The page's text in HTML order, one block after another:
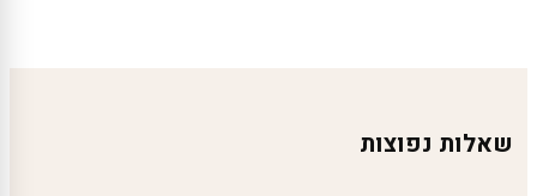
שאלות נפוצות